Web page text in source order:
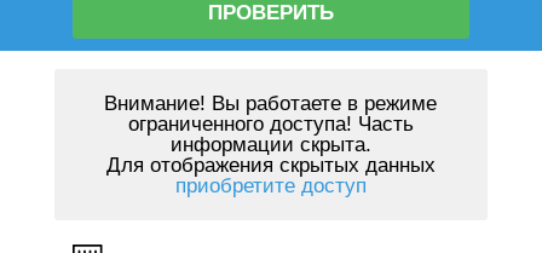
ПРОВЕРИТЬ
Внимание! Вы работаете в режиме
ограниченного доступа! Часть
информации скрыта.
Для отображения скрытых данных
приобретите доступ